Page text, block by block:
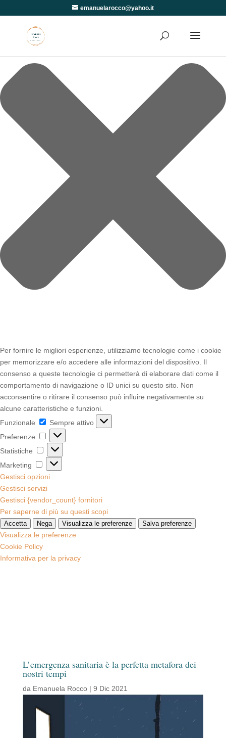
Per fornire le migliori esperienze, utilizziamo tecnologie come i cookie
per memorizzare e/o accedere alle informazioni del dispositivo. Il
consenso a queste tecnologie ci permetterà di elaborare dati come il
comportamento di navigazione o ID unici su questo sito. Non
acconsentire o ritirare il consenso può influire negativamente su
alcune caratteristiche e funzioni.
Funzionale
Funzionale
Sempre attivo
Preferenze
Preferenze
Statistiche Statistiche
Marketing
Marketing
Gestisci opzioni
Gestisci servizi
Gestisci {vendor_count} fornitori
Per saperne di più su questi scopi
Accetta Nega Visualizza le preferenze Salva preferenze
Visualizza le preferenze
Cookie Policy
Informativa per la privacy
emanuelarocco@yahoo.it
L’emergenza sanitaria è la perfetta metafora dei
nostri tempi
da Emanuela Rocco| 9 Dic 2021